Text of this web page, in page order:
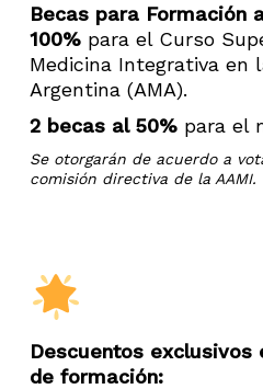
Becas para Formación
100%para el Curso
Medicina Integrativa en
Argentina (AMA).
2 becas al 50%para el
Se otorgarán de acuerdo a
comisión directiva de la AAMI.
Descuentos exclusivos
de formación: